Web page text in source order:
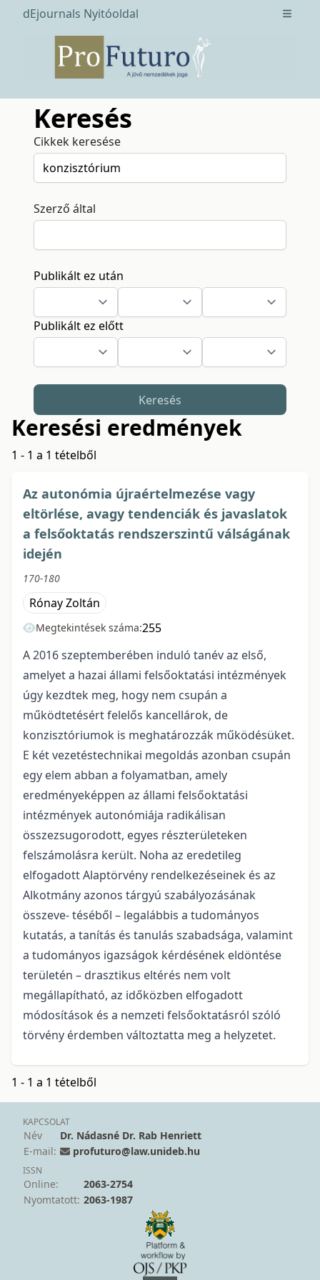
dEjournals Nyitóoldal Open
Keresés
Cikkek keresése
Szerző által
Publikált ez után
Publikált ez előtt
Keresés
Keresési eredmények
1 - 1 a 1 tételből
Az autonómia újraértelmezése vagy
eltörlése, avagy tendenciák és javaslatok
a felsőoktatás rendszerszintű válságának
idején
170-180
Rónay Zoltán
Megtekintések száma:255
A 2016 szeptemberében induló tanév az első,
amelyet a hazai állami felsőoktatási intézmények
úgy kezdtek meg, hogy nem csupán a
működtetésért felelős kancellárok, de
konzisztóriumok is meghatározzák működésüket.
E két vezetéstechnikai megoldás azonban csupán
egy elem abban a folyamatban, amely
eredményeképpen az állami felsőoktatási
intézmények autonómiája radikálisan
összezsugorodott, egyes részterületeken
felszámolásra került. Noha az eredetileg
elfogadott Alaptörvény rendelkezéseinek és az
Alkotmány azonos tárgyú szabályozásának
összeve- téséből – legalábbis a tudományos
kutatás, a tanítás és tanulás szabadsága, valamint
a tudományos igazságok kérdésének eldöntése
területén – drasztikus eltérés nem volt
megállapítható, az időközben elfogadott
módosítások és a nemzeti felsőoktatásról szóló
törvény érdemben változtatta meg a helyzetet.
1 - 1 a 1 tételből
KAPCSOLAT
Név
Dr. Nádasné Dr. Rab Henriett
E-mail:
profuturo@law.unideb.hu
ISSN
Online:
2063-2754
Nyomtatott: 2063-1987